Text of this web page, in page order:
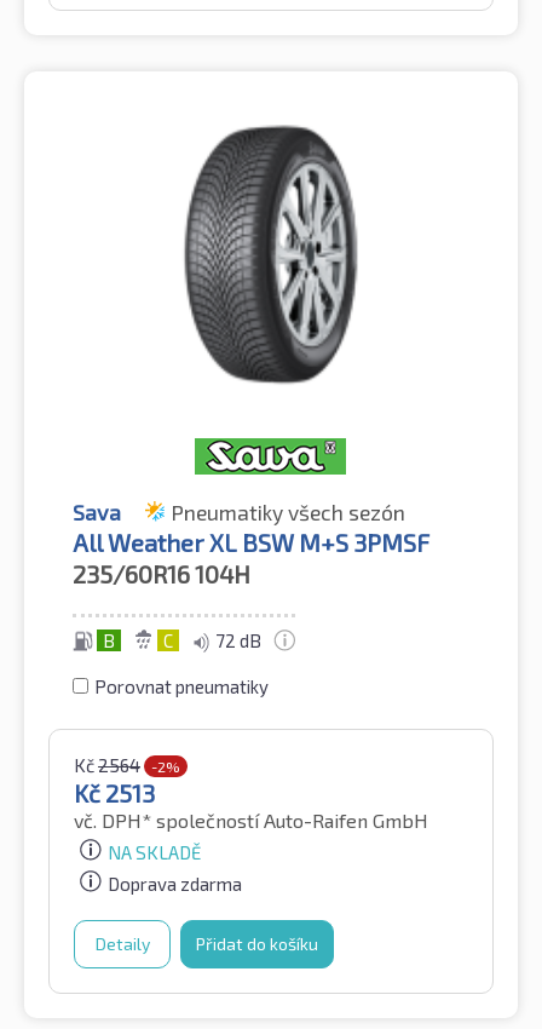
Sava Pneumatiky všech sezón
All Weather XL BSW M+S 3PMSF
235/60R16104H
B C 72 dB
Porovnat pneumatiky
Kč2564 -2%
Kč 2513
vč. DPH* společností Auto-Raifen GmbH
NA SKLADĚ
Doprava zdarma
Detaily Přidat do košíku